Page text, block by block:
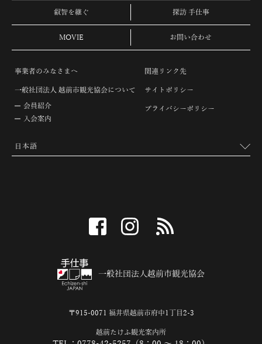
叡智を継ぐ 探訪 手仕事
MOVIE お問い合わせ
事業者のみなさまへ
一般社団法人 越前市観光協会について
会員紹介
入会案内
関連リンク先
サイトポリシー
プライバシーポリシー
facebook instagram
一般社団法人越前市観光協会
〒915-0071 福井県越前市府中1丁目2-3
越前たけふ観光案内所